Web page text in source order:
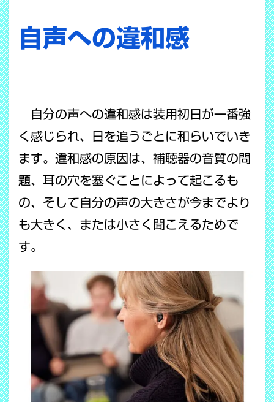
自声への違和感
自分の声への違和感は装用初日が一番強
く感じられ、日を追うごとに和らいでいき
ます。違和感の原因は、補聴器の音質の問
題、耳の穴を塞ぐことによって起こるも
の、そして自分の声の大きさが今までより
も大きく、または小さく聞こえるためで
す。